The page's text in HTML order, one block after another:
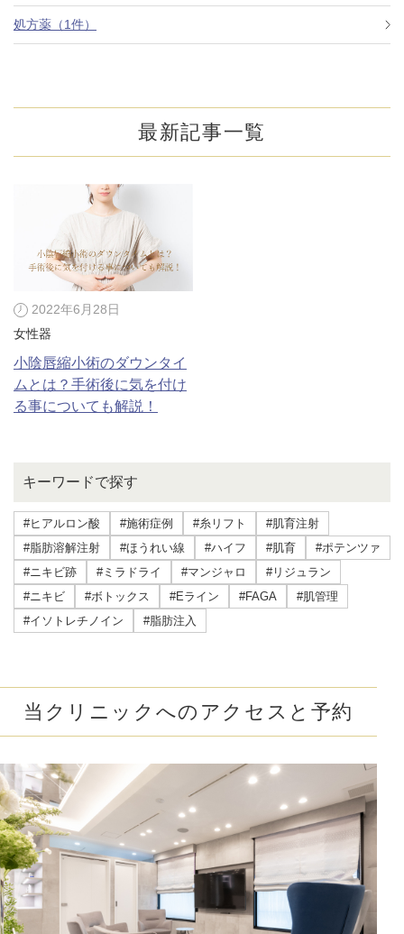
公式SNS
井畑 峰紀 医師
処方薬（1件）
キーワードで探す
#ヒアルロン酸 #施術症例 #糸リフト
#肌育注射
#脂肪溶解注射
#ほうれい線 #ハイフ #肌育
#ポテンツァ
#ニキビ跡
#ミラドライ #マンジャロ
#リジュラン
#ニキビ
#ボトックス #Eライン #FAGA
#肌管理
#イソトレチノイン
#脂肪注入
最新記事一覧
2022年6月28日
女性器
小陰唇縮小術のダウンタイ
ムとは？手術後に気を付け
る事についても解説！
当クリニックへのアクセスと予約